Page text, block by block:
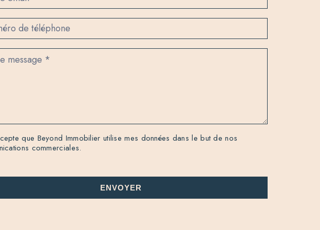
que Beyond Immobilier utilise mes données dans le but de nos
commerciales.
ENVOYER